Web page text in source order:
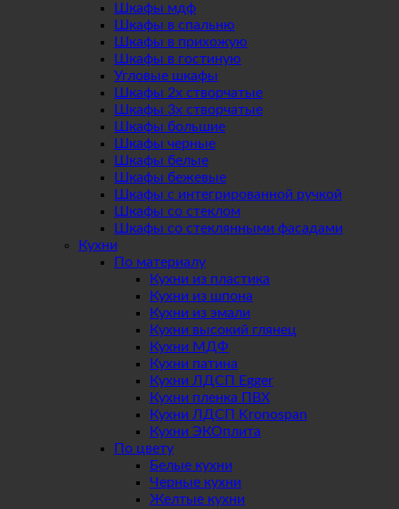
Шкафы мдф
Шкафы в спальню
Шкафы в прихожую
Шкафы в гостиную
Угловые шкафы
Шкафы 2х створчатые
Шкафы 3х створчатые
Шкафы большие
Шкафы черные
Шкафы белые
Шкафы бежевые
Шкафы с интегрированной ручкой
Шкафы со стеклом
Шкафы со стеклянными фасадами
Кухни
По материалу
Кухни из пластика
Кухни из шпона
Кухни из эмали
Кухни высокий глянец
Кухни МДФ
Кухни патина
Кухни ЛДСП Egger
Кухни пленка ПВХ
Кухни ЛДСП Kronospan
Кухни ЭКОплита
По цвету
Белые кухни
Черные кухни
Желтые кухни